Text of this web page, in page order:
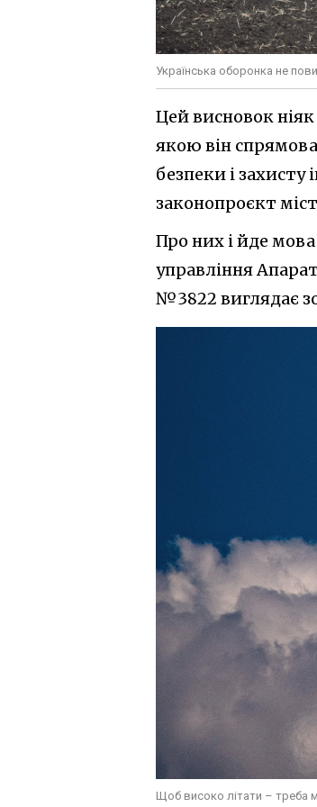
Українська оборонка не
Цей висновок
якою він
безпеки і
законопроєкт
Про них і йде
управління
№3822 виглядає
Щоб високо літати – треба